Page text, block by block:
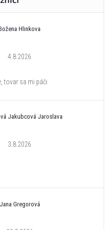
Hlinkova
4.8.2026
tovar sa mi páči
Jakubcová Jaroslava
3.8.2026
Jana Gregorová